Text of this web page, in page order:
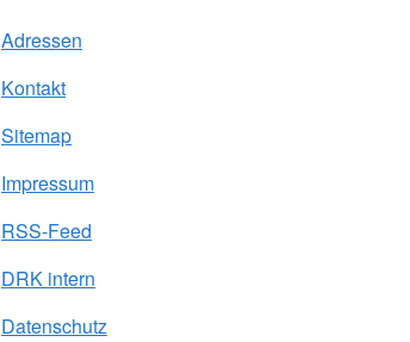
Adressen
Kontakt
Sitemap
Impressum
RSS-Feed
DRK intern
Datenschutz